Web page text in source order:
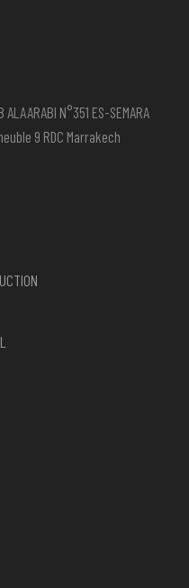
ALAARABI N°351 ES-SEMARA
9 RDC Marrakech